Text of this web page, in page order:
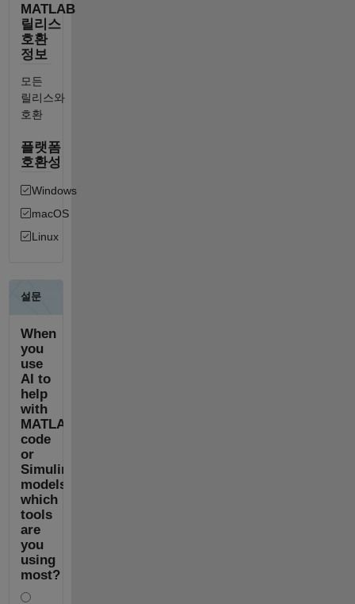
MATLAB
릴리스
호환
정보
모든
릴리스와
호환
플랫폼
호환성
Windows
macOS
Linux